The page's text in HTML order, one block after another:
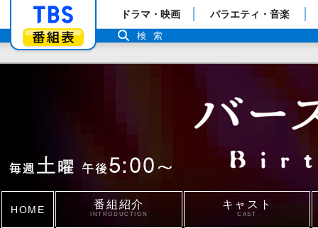
「TBSテレビ」トップページ
番組表
ドラマ・映画 バラエティ・音楽
検索
HOME 番組紹介
INTRODUCTION
キャスト
CAST